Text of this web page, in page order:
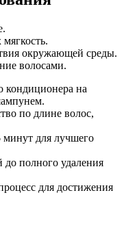
окружающей среды.
волосами.
кондиционера на
по длине волос,
для лучшего
до полного удаления
для достижения